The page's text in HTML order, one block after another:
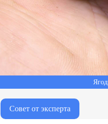
Совет от эксперта